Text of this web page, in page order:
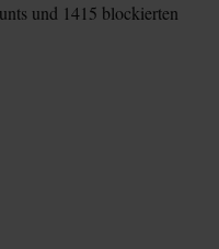
und 1415 blockierten